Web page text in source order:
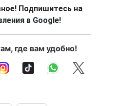
Подпишитесь на
в Google!
где вам удобно!